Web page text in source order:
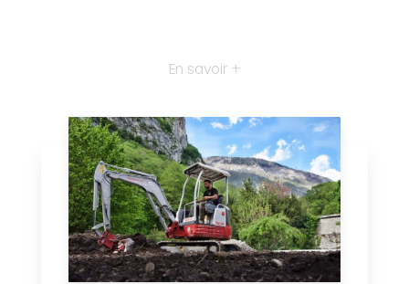
En savoir +